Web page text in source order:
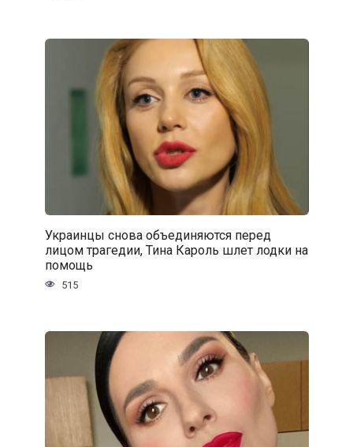
Украинцы снова объединяются перед
лицом трагедии, Тина Кароль шлет лодки на
помощь
515